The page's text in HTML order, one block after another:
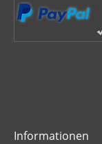
Informationen